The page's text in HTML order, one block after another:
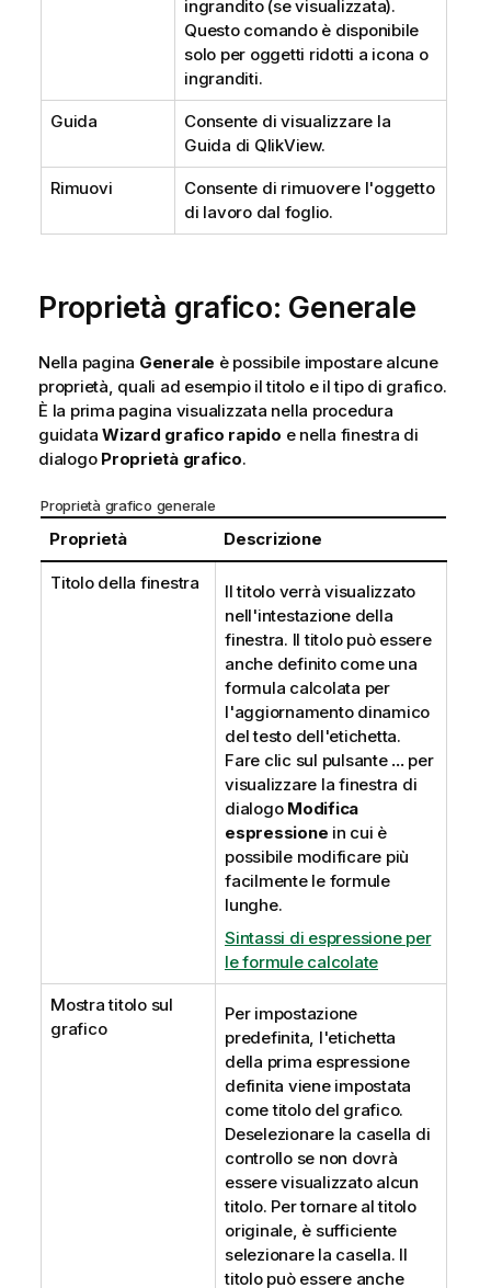
ingrandito (se visualizzata).
Questo comando è disponibile
solo per oggetti ridotti a icona o
ingranditi.
Guida
Consente di visualizzare la
Guida di QlikView.
Rimuovi
Consente di rimuovere l'oggetto
di lavoro dal foglio.
Proprietà grafico: Generale
Nella pagina Generale è possibile impostare alcune
proprietà, quali ad esempio il titolo e il tipo di grafico.
È la prima pagina visualizzata nella procedura
guidata Wizard grafico rapido e nella finestra di
dialogo Proprietà grafico.
Proprietà grafico generale
Proprietà Descrizione
Titolo della finestra
Il titolo verrà visualizzato
nell'intestazione della
finestra. Il titolo può essere
anche definito come una
formula calcolata per
l'aggiornamento dinamico
del testo dell'etichetta.
Fare clic sul pulsante ...per
visualizzare la finestra di
dialogo Modifica
espressione in cui è
possibile modificare più
facilmente le formule
lunghe.
Sintassi di espressione per
le formule calcolate
Mostra titolo sul
grafico
Per impostazione
predefinita, l'etichetta
della prima espressione
definita viene impostata
come titolo del grafico.
Deselezionare la casella di
controllo se non dovrà
essere visualizzato alcun
titolo. Per tornare al titolo
originale, è sufficiente
selezionare la casella. Il
titolo può essere anche